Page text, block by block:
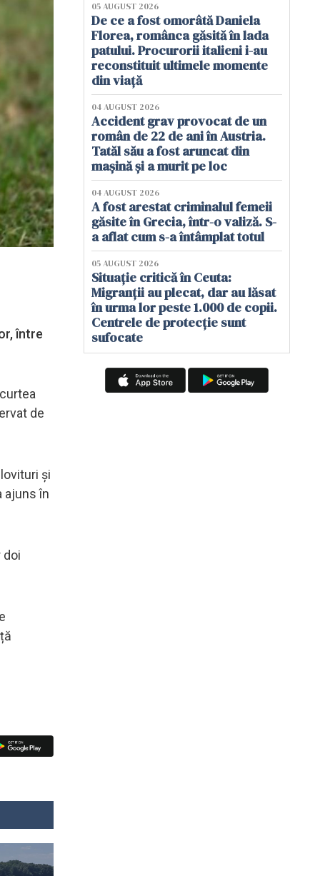
între
de
și
ajuns în
doi
05 AUGUST 2026
De ce a fost omorâtă Daniela
Florea, românca găsită în lada
patului. Procurorii italieni i-au
reconstituit ultimele momente
din viață
04 AUGUST 2026
Accident grav provocat de un
român de 22 de ani în Austria.
Tatăl său a fost aruncat din
mașină și a murit pe loc
04 AUGUST 2026
A fost arestat criminalul femeii
găsite în Grecia, într-o valiză. S-
a aflat cum s-a întâmplat totul
05 AUGUST 2026
Situație critică în Ceuta:
Migranții au plecat, dar au lăsat
în urma lor peste 1.000 de copii.
Centrele de protecție sunt
sufocate